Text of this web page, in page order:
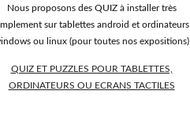
Nous proposons des QUIZ à installer très
sur tablettes android et ordinateurs
ou linux (pour toutes nos expositions)
QUIZ ET PUZZLES POUR TABLETTES,
ORDINATEURS OU ECRANS TACTILES